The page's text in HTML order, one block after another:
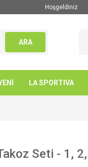
Hoşgeldiniz
ARA
LA SPORTIVA
Seti - 1,